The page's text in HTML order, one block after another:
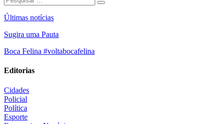
Últimas notícias
Sugira uma Pauta
Boca Felina #voltabocafelina
Editorias
Cidades
Policial
Política
Esporte